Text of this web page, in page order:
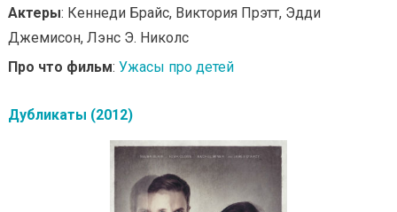
Актеры: Кеннеди Брайс, Виктория Прэтт, Эдди
Джемисон, Лэнс Э. Николс
Про что фильм: Ужасы про детей
Дубликаты (2012)